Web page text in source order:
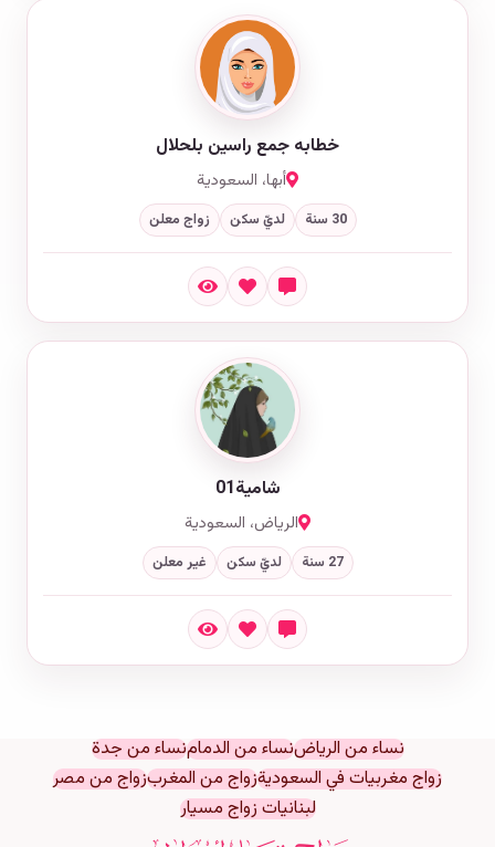
خطابه جمع راسين بلحلال
أبها، السعودية
30 سنة لديّ سكن زواج معلن
شامية01
الرياض، السعودية
27 سنة لديّ سكن غير معلن
نساء من الرياضنساء من الدمامنساء من جدة
زواج مغربيات في السعوديةزواج من المغربزواج من مصر
لبنانيات زواج مسيار